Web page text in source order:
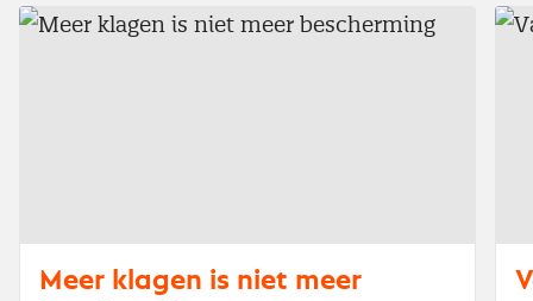
Meer klagen is niet meer